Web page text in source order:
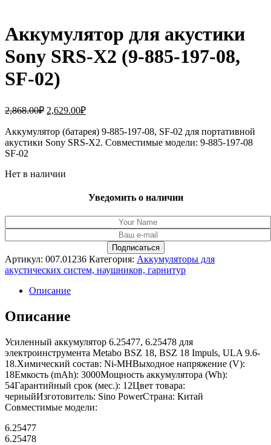
Аккумулятор для акустики
Sony SRS-X2 (9-885-197-08,
SF-02)
2,868.00₽ Первоначальная
составляла
2,868.00₽.
2,629.00₽Текущая
2,629.00₽.
Аккумулятор (батарея) 9-885-197-08, SF-02 для портативной
акустики Sony SRS-X2. Совместимые модели: 9-885-197-08
SF-02
Нет в наличии
Уведомить о наличии
Артикул: 007.01236 Категория: Аккумуляторы для
акустических систем, наушников, гарнитур
Описание
Описание
Усиленный аккумулятор 6.25477, 6.25478 для
электроинструмента Metabo BSZ 18, BSZ 18 Impuls, ULA 9.6-
18.Химический состав: Ni-MHВыходное напряжение (V):
18Емкость (mAh): 3000Мощность аккумулятора (Wh):
54Гарантийный срок (мес.): 12Цвет товара:
черныйИзготовитель: Sino PowerСтрана: Китай
Совместимые модели:
6.25477
6.25478